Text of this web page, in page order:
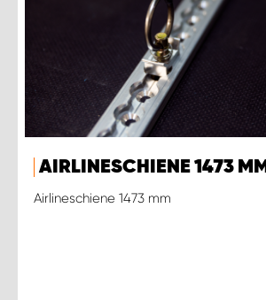
AIRLINESCHIENE 1473 MM
Airlineschiene 1473 mm